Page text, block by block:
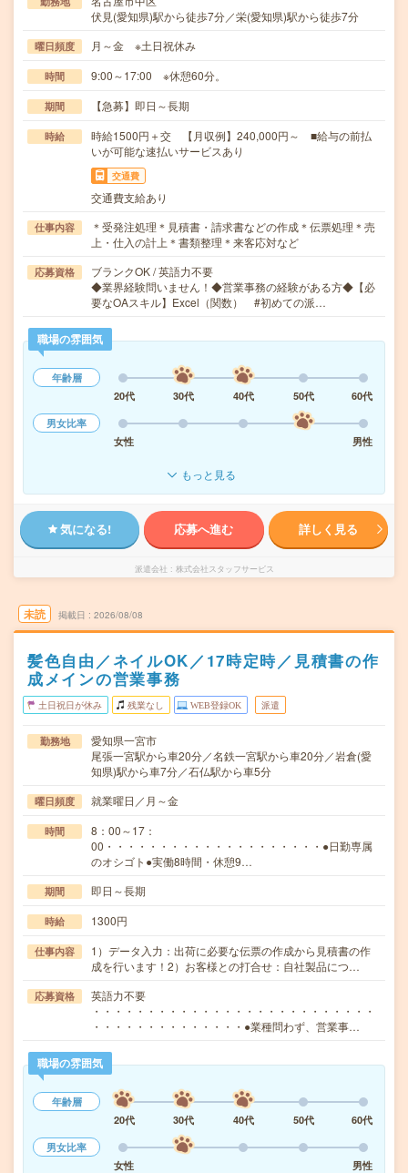
伏見(愛知県)駅から徒歩7分／栄(愛知県)駅から徒歩7分
曜日頻度 月～金 ※土日祝休み
時間 9:00～17:00 ※休憩60分。
期間 【急募】即日～長期
時給
時給1500円＋交 【月収例】240,000円～ ■給与の前払
いが可能な速払いサービスあり
交通費
交通費支給あり
仕事内容
＊受発注処理＊見積書・請求書などの作成＊伝票処理＊売
上・仕入の計上＊書類整理＊来客応対など
応募資格
ブランクOK / 英語力不要
◆業界経験問いません！◆営業事務の経験がある方◆【必
要なOAスキル】Excel（関数） #初めての派…
職場の雰囲気
年齢層
20代
30代 40代 50代
60代
男女比率
女性
男性
もっと見る
気になる! 応募へ進む 詳しく見る
派遣会社 株式会社スタッフサービス
未読 掲載日 2026/08/08
髪色自由／ネイルOK／17時定時／見積書の作
成メインの営業事務
土日祝日が休み 残業なし WEB登録OK 派遣
勤務地
愛知県一宮市
尾張一宮駅から車20分／名鉄一宮駅から車20分／岩倉(愛
知県)駅から車7分／石仏駅から車5分
曜日頻度 就業曜日／月～金
時間
8：00～17：
00・・・・・・・・・・・・・・・・・・・・●日勤専属
のオシゴト●実働8時間・休憩9…
期間 即日～長期
時給 1300円
仕事内容
1）データ入力：出荷に必要な伝票の作成から見積書の作
成を行います！2）お客様との打合せ：自社製品につ…
応募資格
英語力不要
・・・・・・・・・・・・・・・・・・・・・・・・・・
・・・・・・・・・・・・・・●業種問わず、営業事…
職場の雰囲気
年齢層
20代
30代 40代 50代
60代
男女比率
女性
男性